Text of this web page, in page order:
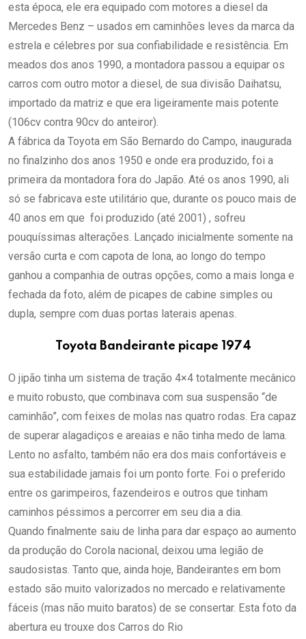
esta época, ele era equipado com motores a diesel da
Mercedes Benz – usados em caminhões leves da marca da
estrela e célebres por sua confiabilidade e resistência. Em
meados dos anos 1990, a montadora passou a equipar os
carros com outro motor a diesel, de sua divisão Daihatsu,
importado da matriz e que era ligeiramente mais potente
(106cv contra 90cv do anteiror).
A fábrica da Toyota em São Bernardo do Campo, inaugurada
no finalzinho dos anos 1950 e onde era produzido, foi a
primeira da montadora fora do Japão. Até os anos 1990, ali
só se fabricava este utilitário que, durante os pouco mais de
40 anos em que foi produzido (até 2001) , sofreu
pouquíssimas alterações. Lançado inicialmente somente na
versão curta e com capota de lona, ao longo do tempo
ganhou a companhia de outras opções, como a mais longa e
fechada da foto, além de picapes de cabine simples ou
dupla, sempre com duas portas laterais apenas.
Toyota Bandeirante picape 1974
O jipão tinha um sistema de tração 4×4 totalmente mecânico
e muito robusto, que combinava com sua suspensão “de
caminhão”, com feixes de molas nas quatro rodas. Era capaz
de superar alagadiços e areaias e não tinha medo de lama.
Lento no asfalto, também não era dos mais confortáveis e
sua estabilidade jamais foi um ponto forte. Foi o preferido
entre os garimpeiros, fazendeiros e outros que tinham
caminhos péssimos a percorrer em seu dia a dia.
Quando finalmente saiu de linha para dar espaço ao aumento
da produção do Corola nacional, deixou uma legião de
saudosistas. Tanto que, ainda hoje, Bandeirantes em bom
estado são muito valorizados no mercado e relativamente
fáceis (mas não muito baratos) de se consertar. Esta foto da
abertura eu trouxe dos Carros do Rio